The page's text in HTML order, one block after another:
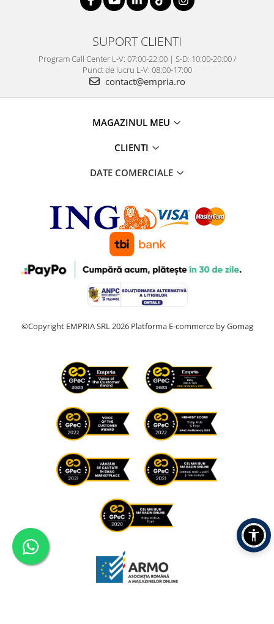
SUPORT CLIENTI
Program Call Center L-V: 07:00-22:00 | S-D: 10:00-20:00 /
Punct de lucru L-V: 08:00-17:00
contact@empria.ro
MAGAZINUL MEU
CLIENTI
DATE COMERCIALE
©Copyright EMPRIA SRL 2026 Platforma E-commerce by Gomag